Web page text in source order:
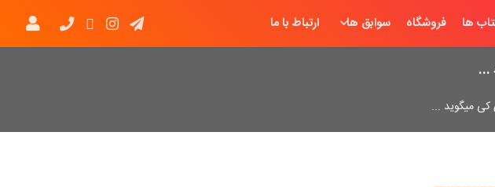
ها فروشگاه سوابق ها ارتباط با ما
...
کی میگوید ...